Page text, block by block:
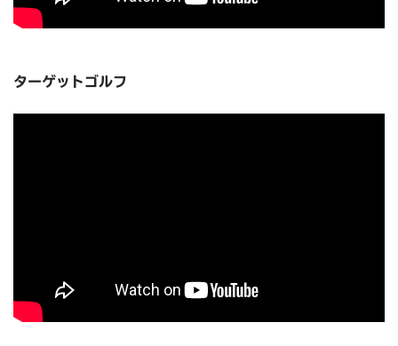
ターゲットゴルフ